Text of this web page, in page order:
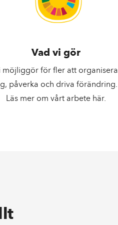
Vad vi gör
möjliggör för fler att organisera
påverka och driva förändring.
Läs mer om vårt arbete här.